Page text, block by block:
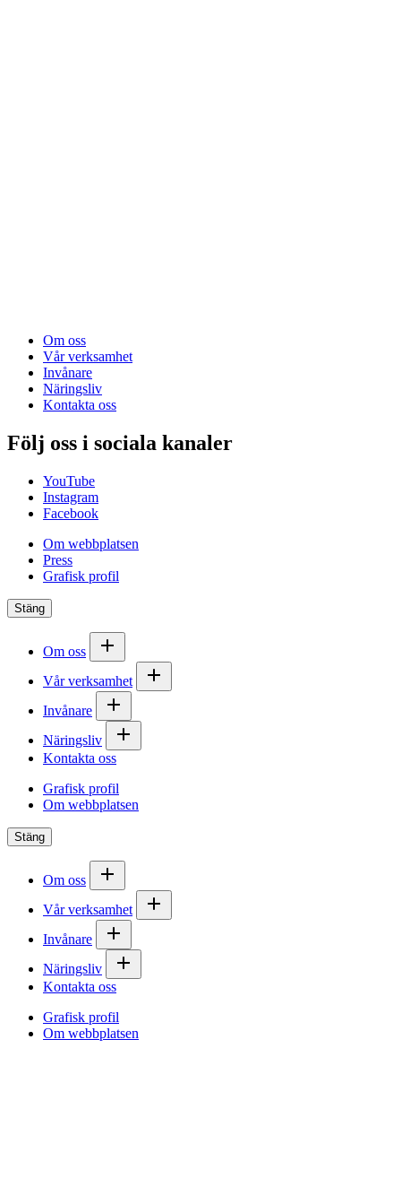
Om oss
Vår verksamhet
Invånare
Näringsliv
Kontakta oss
Följ oss i sociala kanaler
YouTube
Instagram
Facebook
Om webbplatsen
Press
Grafisk profil
Stäng
Om oss
Vår verksamhet
Invånare
Näringsliv
Kontakta oss
Grafisk profil
Om webbplatsen
Stäng
Om oss
Vår verksamhet
Invånare
Näringsliv
Kontakta oss
Grafisk profil
Om webbplatsen